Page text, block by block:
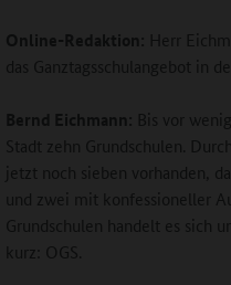
Online-Redaktion: Herr
das Ganztagsschulangebot in
Bernd Eichmann: Bis vor
Stadt zehn Grundschulen.
jetzt noch sieben vorhanden,
und zwei mit konfessioneller
Grundschulen handelt es sich
kurz: OGS.